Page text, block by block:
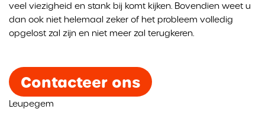
veel viezigheid en stank bij komt kijken. Bovendien weet u
dan ook niet helemaal zeker of het probleem volledig
opgelost zal zijn en niet meer zal terugkeren.
Contacteer ons
Leupegem